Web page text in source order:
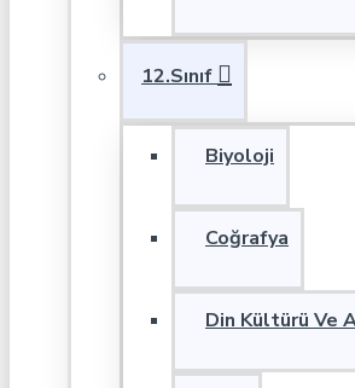
12.Sınıf
Biyoloji
Coğrafya
Din Kültürü Ve